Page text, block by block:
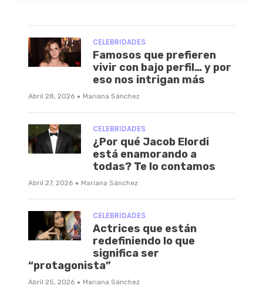
CELEBRIDADES
Famosos que prefieren
vivir con bajo perfil… y por
eso nos intrigan más
Abril 28, 2026 · Mariana Sánchez
CELEBRIDADES
¿Por qué Jacob Elordi
está enamorando a
todas? Te lo contamos
Abril 27, 2026 · Mariana Sánchez
CELEBRIDADES
Actrices que están
redefiniendo lo que
significa ser
“protagonista”
Abril 25, 2026 · Mariana Sánchez